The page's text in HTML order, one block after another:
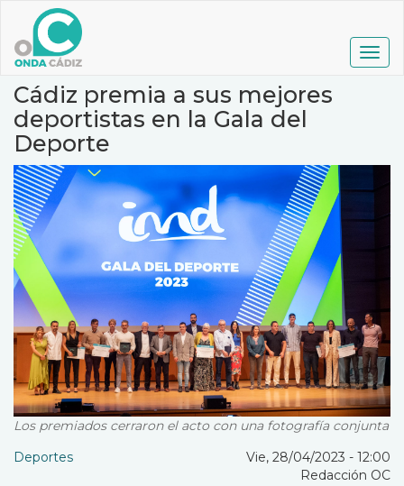
contenido
principal
Cádiz premia a sus mejores
deportistas en la Gala del
Deporte
Los premiados cerraron el acto con una fotografía conjunta
Deportes
Vie, 28/04/2023 - 12:00
Redacción OC